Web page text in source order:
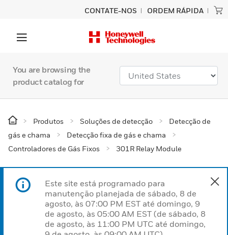
CONTATE-NOS ORDEM RÁPIDA
You are browsing the
product catalog for
Produtos Soluções de detecção
Detecção de
gás e chama
Detecção fixa de gás e chama
Controladores de Gás Fixos
301R Relay Module
Este site está programado para
manutenção planejada de sábado, 8 de
agosto, às 07:00 PM EST até domingo, 9
de agosto, às 05:00 AM EST (de sábado, 8
de agosto, às 11:00 PM UTC até domingo,